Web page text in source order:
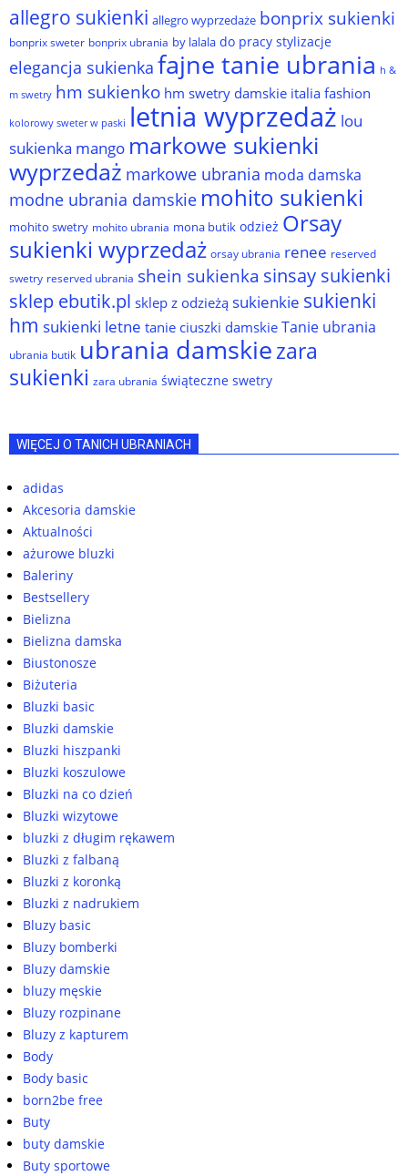
allegro sukienki allegro wyprzedaże bonprix sukienki
bonprix sweter bonprix ubrania by lalala do pracy stylizacje
elegancja sukienka fajne tanie ubrania h &
m swetry hm sukienko hm swetry damskie italia fashion
kolorowy sweter w paski letnia wyprzedaż lou
sukienka mango markowe sukienki
wyprzedaż markowe ubrania moda damska
modne ubrania damskie mohito sukienki
mohito swetry mohito ubrania mona butik odzież Orsay
sukienki wyprzedaż orsay ubrania renee reserved
swetry reserved ubrania shein sukienka sinsay sukienki
sklep ebutik.pl sklep z odzieżą sukienkie sukienki
hm sukienki letne tanie ciuszki damskie Tanie ubrania
ubrania butik ubrania damskiezara
sukienki zara ubrania świąteczne swetry
WIĘCEJ O TANICH UBRANIACH
adidas
Akcesoria damskie
Aktualności
ażurowe bluzki
Baleriny
Bestsellery
Bielizna
Bielizna damska
Biustonosze
Biżuteria
Bluzki basic
Bluzki damskie
Bluzki hiszpanki
Bluzki koszulowe
Bluzki na co dzień
Bluzki wizytowe
bluzki z długim rękawem
Bluzki z falbaną
Bluzki z koronką
Bluzki z nadrukiem
Bluzy basic
Bluzy bomberki
Bluzy damskie
bluzy męskie
Bluzy rozpinane
Bluzy z kapturem
Body
Body basic
born2be free
Buty
buty damskie
Buty sportowe